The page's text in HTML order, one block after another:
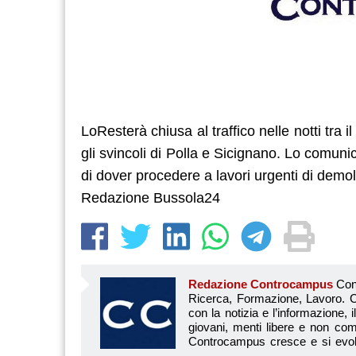
LoResterà chiusa al traffico nelle notti tra
gli svincoli di Polla e Sicignano. Lo
di dover procedere a lavori urgenti di
Redazione Bussola24
Redazione Controcampus Controcampus è Il magazine più letto dai giovani su: Scuola, Università, Ricerca, Formazione, Lavoro. Controcampus nasce nell’ottobre 2001 con la missione di affiancare con la notizia e l’informazione, il mondo dell’istruzione e dell’università. Il suo cuore pulsante sono i giovani, menti libere e non compromesse da nessun interesse di parte. Il progetto è ambizioso e Controcampus cresce e si evolve arricchendo il proprio staff con nuovi giovani vogliosi di